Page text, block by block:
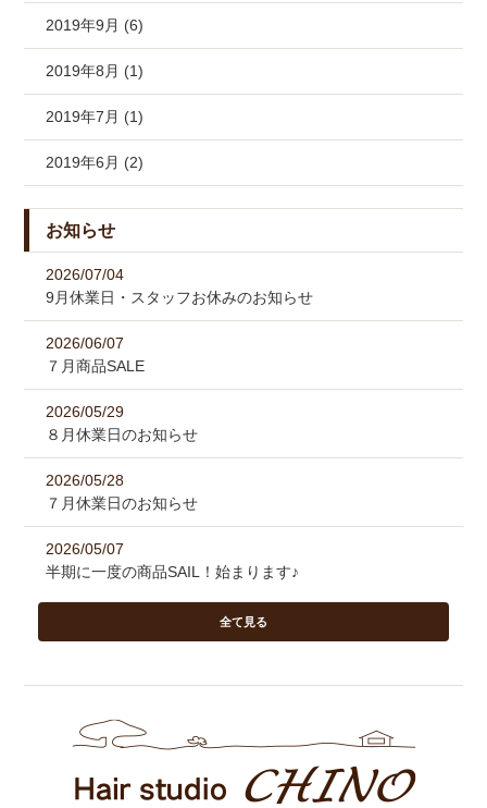
2019年9月 (6)
2019年8月 (1)
2019年7月 (1)
2019年6月 (2)
お知らせ
2026/07/04
9月休業日・スタッフお休みのお知らせ
2026/06/07
７月商品SALE
2026/05/29
８月休業日のお知らせ
2026/05/28
７月休業日のお知らせ
2026/05/07
半期に一度の商品SAIL！始まります♪
全て見る